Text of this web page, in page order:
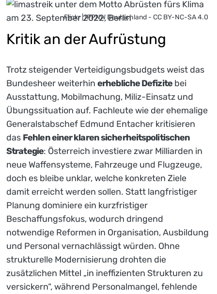
Flickr | IPPNW Deutschland - CC BY-NC-SA 4.0
Kritik an der Aufrüstung
Trotz steigender Verteidigungsbudgets weist das
Bundesheer weiterhin erhebliche Defizitebei
Ausstattung, Mobilmachung, Miliz-Einsatz und
Übungssituation auf. Fachleute wie der ehemalige
Generalstabschef Edmund Entacher kritisieren
das Fehlen einer klaren sicherheitspolitischen
Strategie: Österreich investiere zwar Milliarden in
neue Waffensysteme, Fahrzeuge und Flugzeuge,
doch es bleibe unklar, welche konkreten Ziele
damit erreicht werden sollen. Statt langfristiger
Planung dominiere ein kurzfristiger
Beschaffungsfokus, wodurch dringend
notwendige Reformen in Organisation, Ausbildung
und Personal vernachlässigt würden. Ohne
strukturelle Modernisierung drohten die
zusätzlichen Mittel „in ineffizienten Strukturen zu
versickern“, während Personalmangel, fehlende